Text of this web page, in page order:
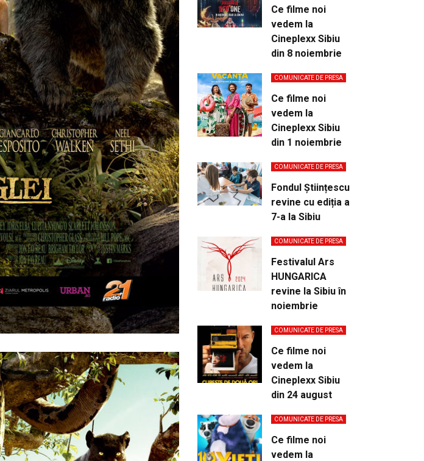
Ce filme noi
vedem la
Cineplexx Sibiu
din 8 noiembrie
COMUNICATE DE PRESA
Ce filme noi
vedem la
Cineplexx Sibiu
din 1 noiembrie
COMUNICATE DE PRESA
Fondul Științescu
revine cu ediția a
7-a la Sibiu
COMUNICATE DE PRESA
Festivalul Ars
HUNGARICA
revine la Sibiu în
noiembrie
COMUNICATE DE PRESA
Ce filme noi
vedem la
Cineplexx Sibiu
din 24 august
COMUNICATE DE PRESA
Ce filme noi
vedem la